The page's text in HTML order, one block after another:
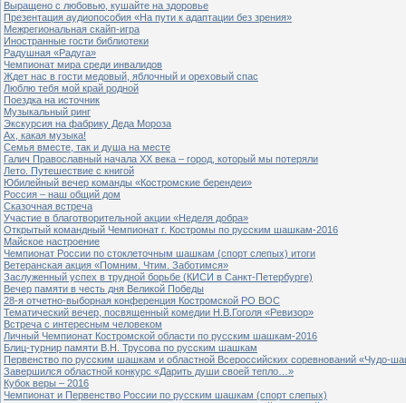
Выращено с любовью, кушайте на здоровье
Презентация аудиопособия «На пути к адаптации без зрения»
Межрегиональная скайп-игра
Иностранные гости библиотеки
Радушная «Радуга»
Чемпионат мира среди инвалидов
Ждет нас в гости медовый, яблочный и ореховый спас
Люблю тебя мой край родной
Поездка на источник
Музыкальный ринг
Экскурсия на фабрику Деда Мороза
Ах, какая музыка!
Семья вместе, так и душа на месте
Галич Православный начала ХХ века – город, который мы потеряли
Лето. Путешествие с книгой
Юбилейный вечер команды «Костромские берендеи»
Россия – наш общий дом
Сказочная встреча
Участие в благотворительной акции «Неделя добра»
Открытый командный Чемпионат г. Костромы по русским шашкам-2016
Майское настроение
Чемпионат России по стоклеточным шашкам (спорт слепых) итоги
Ветеранская акция «Помним. Чтим. Заботимся»
Заслуженный успех в трудной борьбе (КИСИ в Санкт-Петербурге)
Вечер памяти в честь дня Великой Победы
28-я отчетно-выборная конференция Костромской РО ВОС
Тематический вечер, посвященный комедии Н.В.Гоголя «Ревизор»
Встреча с интересным человеком
Личный Чемпионат Костромской области по русским шашкам-2016
Блиц-турнир памяти В.Н. Трусова по русским шашкам
Первенство по русским шашкам и областной Всероссийских соревнований «Чудо-
Завершился областной конкурс «Дарить души своей тепло…»
Кубок веры – 2016
Чемпионат и Первенство России по русским шашкам (спорт слепых)